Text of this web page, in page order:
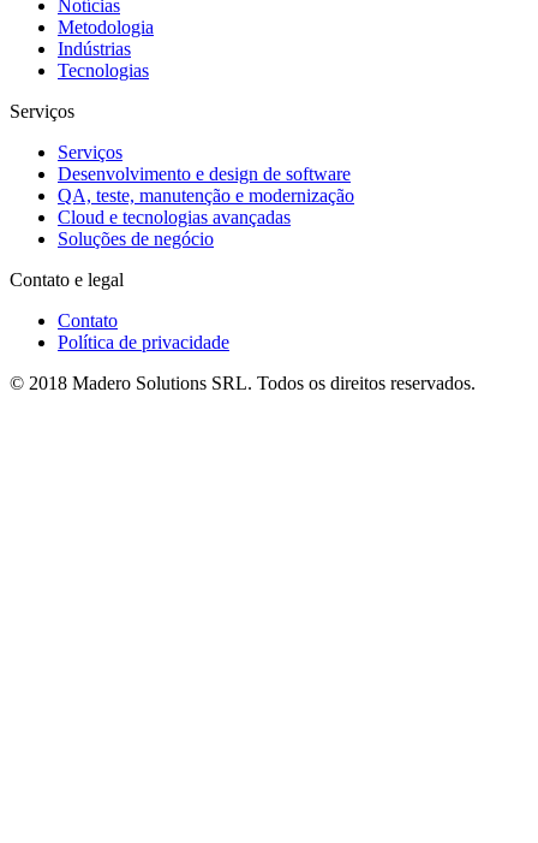
Notícias
Metodologia
Indústrias
Tecnologias
Serviços
Serviços
Desenvolvimento e design de software
QA, teste, manutenção e modernização
Cloud e tecnologias avançadas
Soluções de negócio
Contato e legal
Contato
Política de privacidade
© 2018 Madero Solutions SRL. Todos os direitos reservados.